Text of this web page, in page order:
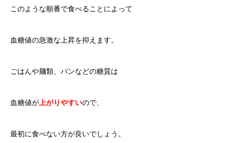
このような順番で食べることによって
血糖値の急激な上昇を抑えます。
ごはんや麺類、パンなどの糖質は
血糖値が上がりやすいので、
最初に食べない方が良いでしょう。